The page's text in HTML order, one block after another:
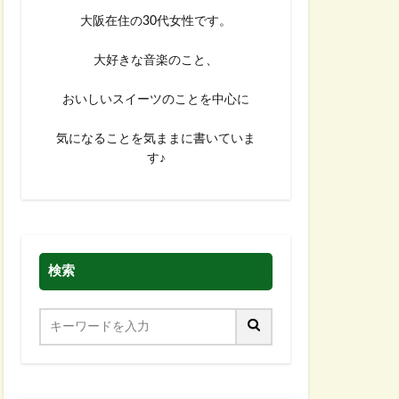
大阪在住の30代女性です。
大好きな音楽のこと、
おいしいスイーツのことを中心に
気になることを気ままに書いていま
す♪
検索